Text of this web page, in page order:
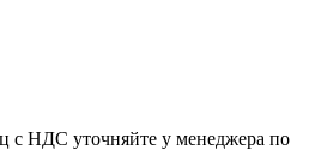
с НДС уточняйте у менеджера по